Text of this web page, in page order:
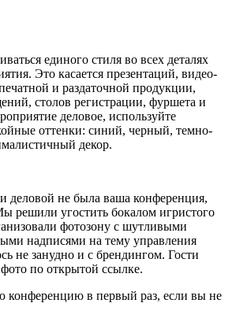
единого стиля во всех деталях
Это касается презентаций, видео-
и раздаточной продукции,
столов регистрации, фуршета и
деловое, используйте
оттенки: синий, черный, темно-
декор.
деловой не была ваша конференция,
решили угостить бокалом игристого
фотозону с шутливыми
надписями на тему управления
не занудно и с брендингом. Гости
по открытой ссылке.